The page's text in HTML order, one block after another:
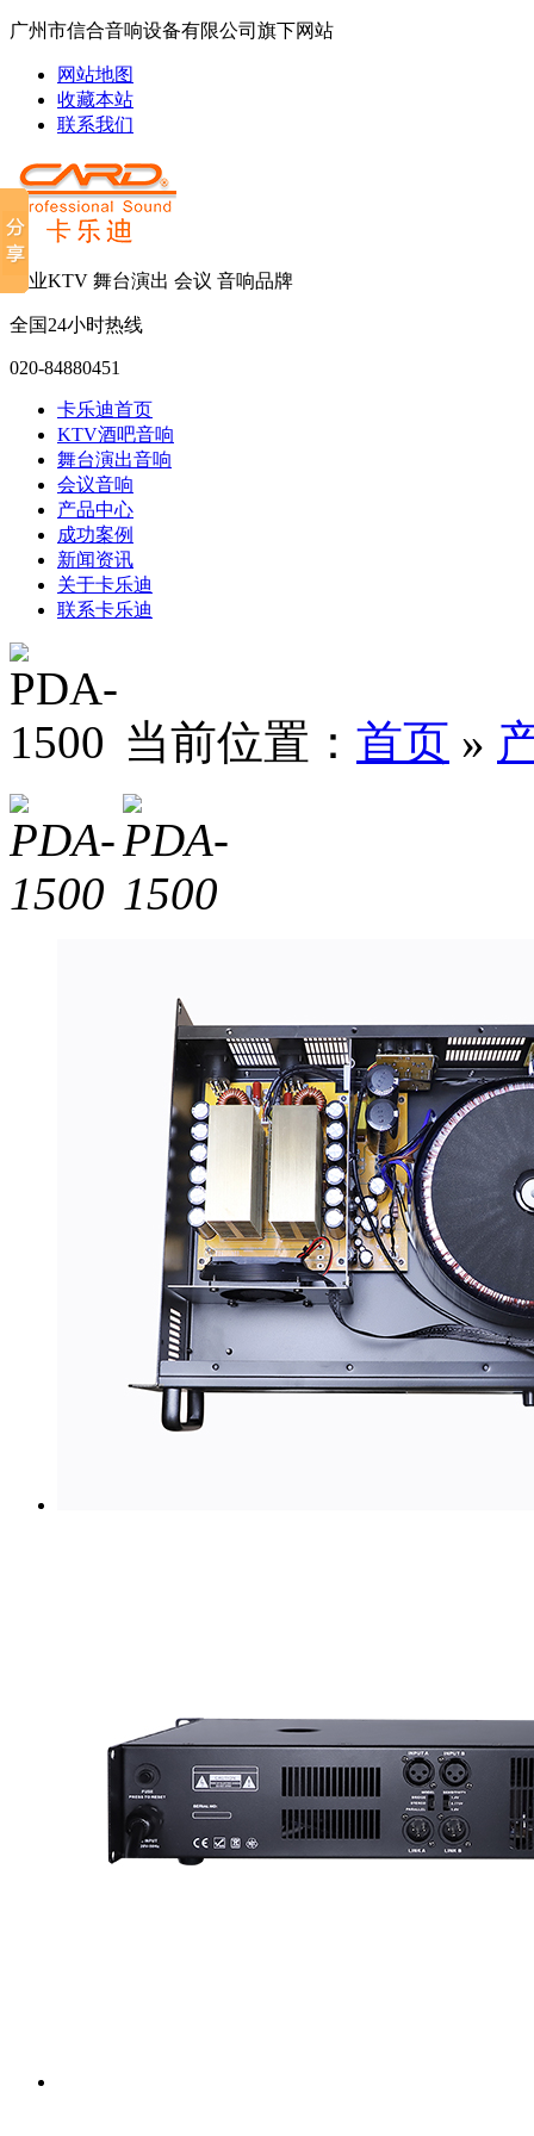
广州市信合音响设备有限公司旗下网站
网站地图
收藏本站
联系我们
专业KTV 舞台演出 会议 音响品牌
全国24小时热线
020-84880451
卡乐迪首页
KTV酒吧音响
舞台演出音响
会议音响
产品中心
成功案例
新闻资讯
关于卡乐迪
联系卡乐迪
当前位置： 首页 »